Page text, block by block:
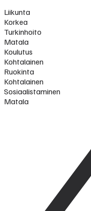
Liikunta
Korkea
Turkinhoito
Matala
Koulutus
Kohtalainen
Ruokinta
Kohtalainen
Sosiaalistaminen
Matala